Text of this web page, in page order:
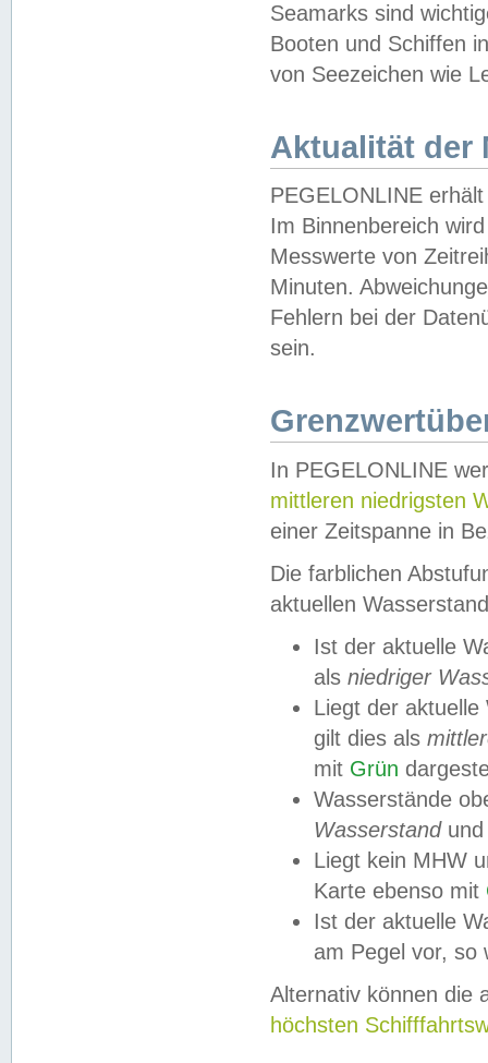
Seamarks sind
Booten und Schiffen
von Seezeichen wie
Aktualität der
PEGELONLINE
Im Binnenbereich
Messwerte von
Minuten.
Fehlern bei der
sein.
In PEGELONLINE
mittleren niedrigsten
einer Zeitspanne in
Die farblichen
aktuellen
Ist der aktuelle
als niedriger
Liegt der
gilt dies als
mit Grün
Wasserstände
Wasserstandund
Liegt kein MHW
Karte ebenso mit
Ist der aktuelle
am Pegel vor,
Alternativ können die
höchsten